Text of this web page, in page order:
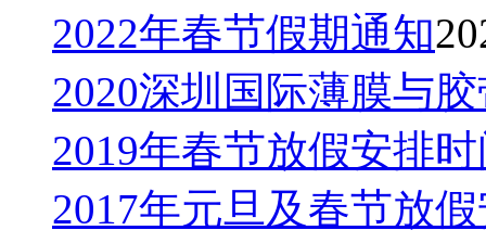
2022年春节假期通知
2020深圳国际薄膜与
2019年春节放假安排
2017年元旦及春节放